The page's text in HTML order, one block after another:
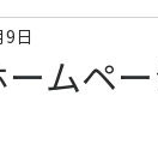
ムペ
9日